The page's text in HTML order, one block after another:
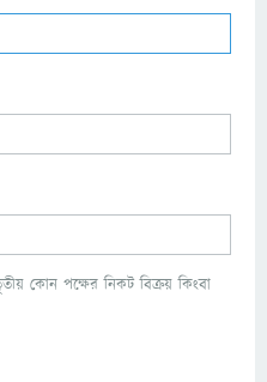
কোন পক্ষের নিকট বিক্রয় কিংবা